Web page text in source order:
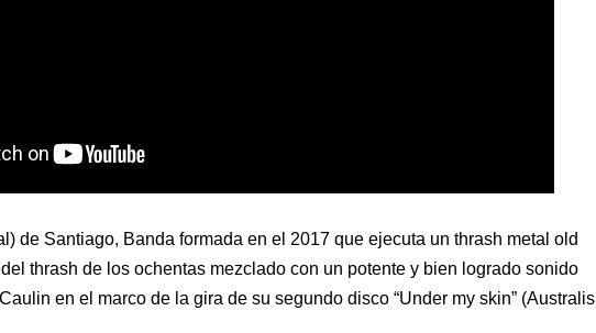
de Santiago, Banda formada en el 2017 que ejecuta un thrash metal old
thrash de los ochentas mezclado con un potente y bien logrado sonido
en el marco de la gira de su segundo disco “Under my skin” (Australis